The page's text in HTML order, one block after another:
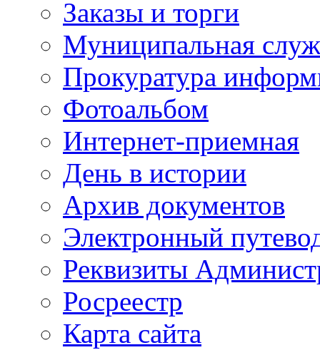
Заказы и торги
Муниципальная
Прокуратура
Фотоальбом
Интернет-приемная
День в истории
Архив документов
Электронный
Реквизиты
Росреестр
Карта сайта